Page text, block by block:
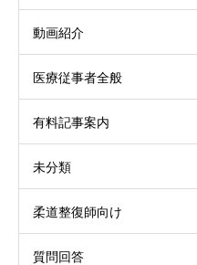
動画紹介
医療従事者全般
有料記事案内
未分類
柔道整復師向け
質問回答